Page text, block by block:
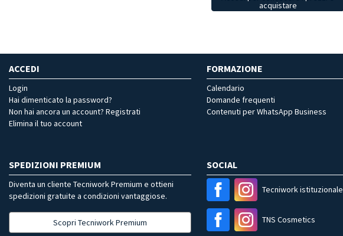
acquistare
ACCEDI
Login
Hai dimenticato la password?
Non hai ancora un account? Registrati
Elimina il tuo account
FORMAZIONE
Calendario
Domande frequenti
Contenuti per WhatsApp Business
SPEDIZIONI PREMIUM
Diventa un cliente Tecniwork Premium e ottieni
spedizioni gratuite a condizioni vantaggiose.
Scopri Tecniwork Premium
SOCIAL
Tecniwork istituzionale
TNS Cosmetics